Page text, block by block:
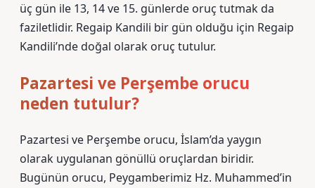
üç gün ile 13, 14 ve 15. günlerde oruç tutmak da
faziletlidir. Regaip Kandili bir gün olduğu için Regaip
Kandili’nde doğal olarak oruç tutulur.
Pazartesi ve Perşembe orucu
neden tutulur?
Pazartesi ve Perşembe orucu, İslam’da yaygın
olarak uygulanan gönüllü oruçlardan biridir.
Bugünün orucu, Peygamberimiz Hz. Muhammed’in